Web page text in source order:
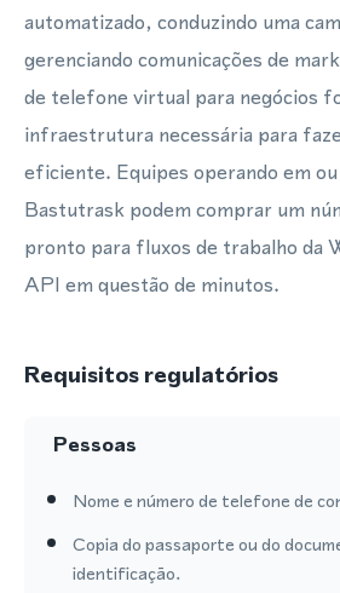
automatizado, conduzindo uma
gerenciando comunicações de
de telefone virtual para negócios
infraestrutura necessária para
eficiente. Equipes operando em
Bastutrask podem comprar um
pronto para fluxos de trabalho da
API em questão de minutos.
Requisitos regulatórios
Pessoas
Nome e número de telefone de
Copia do passaporte ou do
identificação.